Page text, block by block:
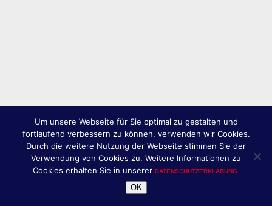
Um unsere Webseite für Sie optimal zu gestalten und
fortlaufend verbessern zu können, verwenden wir Cookies.
Durch die weitere Nutzung der Webseite stimmen Sie der
Verwendung von Cookies zu. Weitere Informationen zu
Cookies erhalten Sie in unserer DATENSCHUTZERKLÄRUNG.
OK